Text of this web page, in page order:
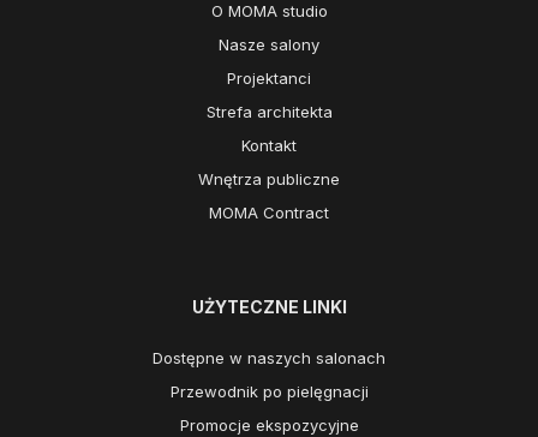
O MOMA studio
Nasze salony
Projektanci
Strefa architekta
Kontakt
Wnętrza publiczne
MOMA Contract
UŻYTECZNE LINKI
Dostępne w naszych salonach
Przewodnik po pielęgnacji
Promocje ekspozycyjne